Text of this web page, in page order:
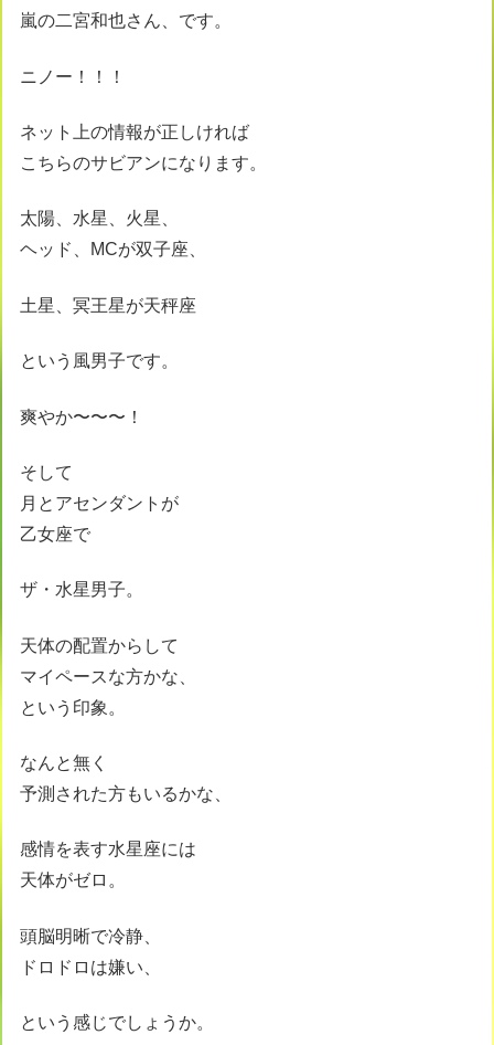
嵐の二宮和也さん、です。
ニノー！！！
ネット上の情報が正しければ
こちらのサビアンになります。
太陽、水星、火星、
ヘッド、MCが双子座、
土星、冥王星が天秤座
という風男子です。
爽やか〜〜〜！
そして
月とアセンダントが
乙女座で
ザ・水星男子。
天体の配置からして
マイペースな方かな、
という印象。
なんと無く
予測された方もいるかな、
感情を表す水星座には
天体がゼロ。
頭脳明晰で冷静、
ドロドロは嫌い、
という感じでしょうか。